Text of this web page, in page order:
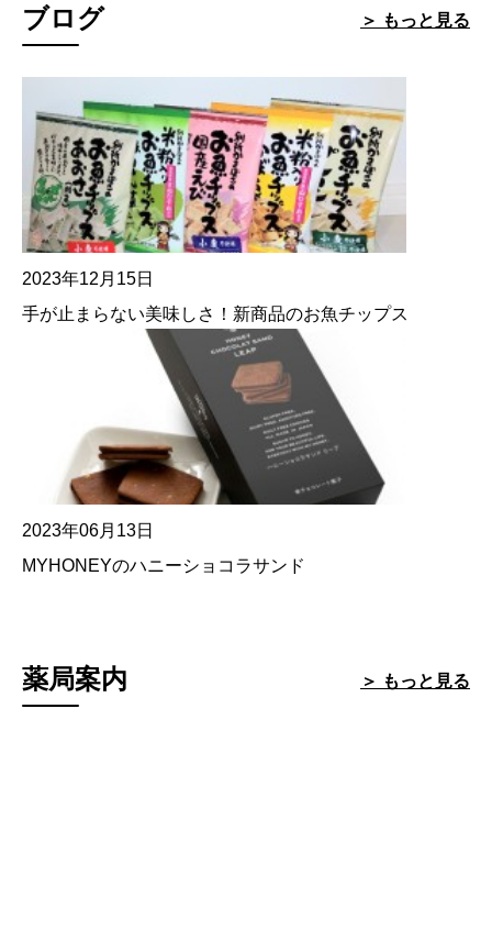
ブログ
2023年12月15日
手が止まらない美味しさ！新商品のお魚チップス
2023年06月13日
MYHONEYのハニーショコラサンド
＞ もっと見る
薬局案内 ＞ もっと見る